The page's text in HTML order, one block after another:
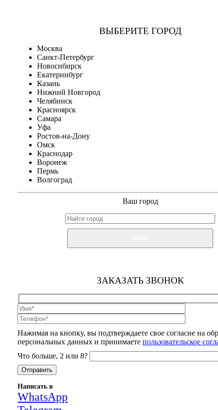
ВЫБЕРИТЕ ГОРОД
Москва
Санкт-Петербург
Новосибирск
Екатеринбург
Казань
Нижний Новгород
Челябинск
Красноярск
Самара
Уфа
Ростов-на-Дону
Омск
Краснодар
Воронеж
Пермь
Волгоград
Ваш город
ЗАКАЗАТЬ ЗВОНОК
Нажимая на кнопку, вы подтверждаете свое согласие на
персональных данных и принимаете пользовательское
Что больше, 2 или 8?
Написать в
WhatsApp